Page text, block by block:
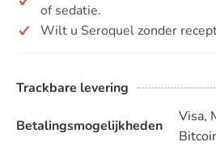
of sedatie.
Wilt u Seroquel zonder
Trackbare levering
Betalingsmogelijkheden
Visa,